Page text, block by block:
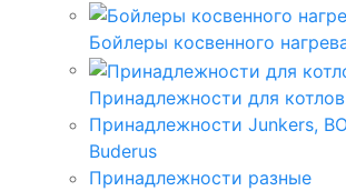
Бойлеры косвенного
Принадлежности для котлов
Принадлежности Junkers,
Buderus
Принадлежности разные